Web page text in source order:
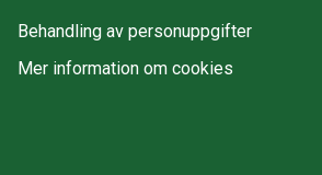
Behandling av personuppgifter
Mer information om cookies